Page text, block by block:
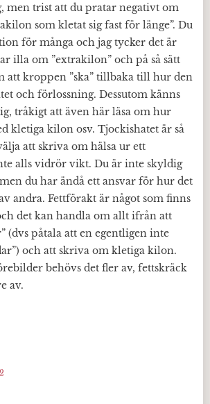
men trist att du pratar negativt om
som kletat sig fast för länge”. Du
för många och jag tycker det är
illa om ”extrakilon” och på så sätt
att kroppen ”ska” tillbaka till hur den
och förlossning. Dessutom känns
tråkigt att även här läsa om hur
kletiga kilon osv. Tjockishatet är så
att skriva om hälsa ur ett
alls vidrör vikt. Du är inte skyldig
du har ändå ett ansvar för hur det
andra. Fettförakt är något som finns
det kan handla om allt ifrån att
(dvs påtala att en egentligen inte
och att skriva om kletiga kilon.
behövs det fler av, fettskräck
av.